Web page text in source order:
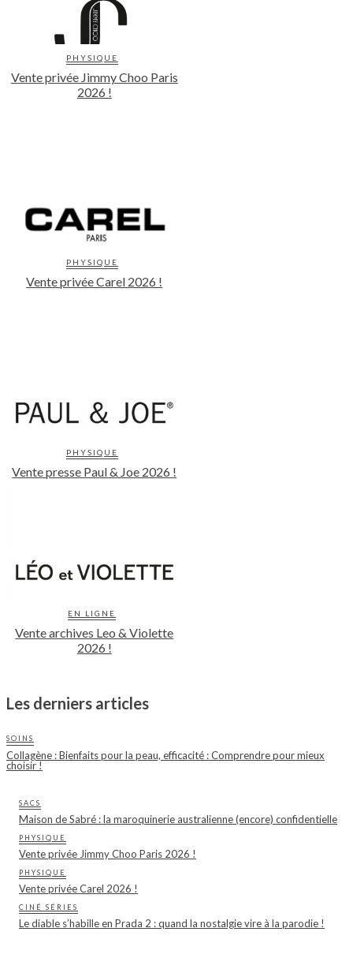
PHYSIQUE
Vente privée Jimmy Choo Paris
2026 !
PHYSIQUE
Vente privée Carel 2026 !
PHYSIQUE
Vente presse Paul & Joe 2026 !
EN LIGNE
Vente archives Leo & Violette
2026 !
Les derniers articles
SOINS
Collagène : Bienfaits pour la peau, efficacité : Comprendre pour mieux
choisir !
SACS
Maison de Sabré : la maroquinerie australienne (encore) confidentielle
PHYSIQUE
Vente privée Jimmy Choo Paris 2026 !
PHYSIQUE
Vente privée Carel 2026 !
CINÉ SÉRIES
Le diable s’habille en Prada 2 : quand la nostalgie vire à la parodie !